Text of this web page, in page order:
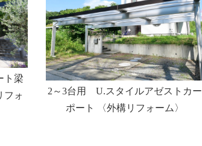
ト梁
フォ
2～3台用 U.スタイルアゼストカー
ポート 〈外構リフォーム〉